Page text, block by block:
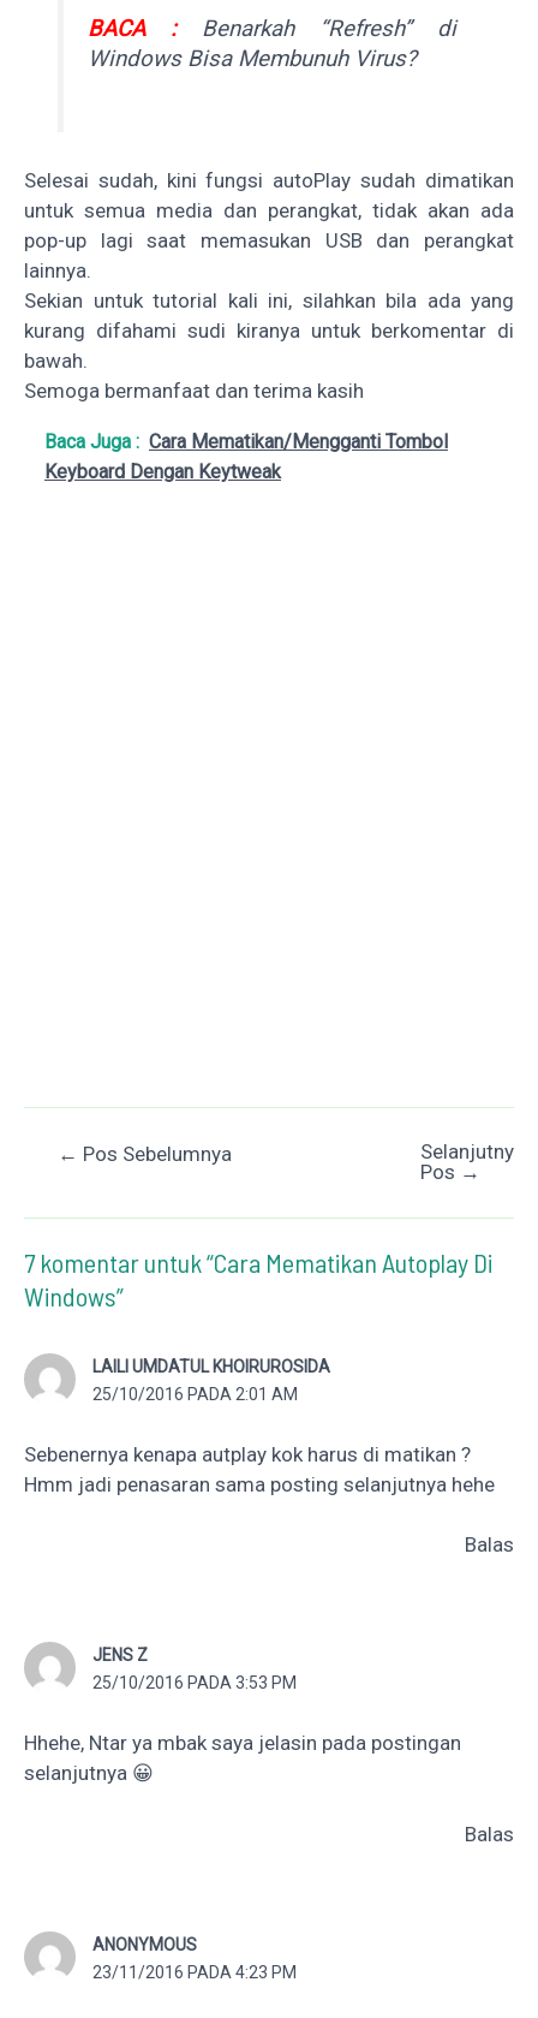
BACA :
Benarkah “Refresh” di
Windows Bisa Membunuh Virus?
Selesai sudah, kini fungsi autoPlay sudah dimatikan
untuk semua media dan perangkat, tidak akan ada
pop-up lagi saat memasukan USB dan perangkat
lainnya.
Sekian untuk tutorial kali ini, silahkan bila ada yang
kurang difahami sudi kiranya untuk berkomentar di
bawah.
Semoga bermanfaat dan terima kasih
Baca Juga : Cara Mematikan/Mengganti Tombol
Keyboard Dengan Keytweak
Post← Pos Sebelumnya
Selanjutnya
Pos →
7 komentar untuk “Cara Mematikan Autoplay Di
Windows”
LAILI UMDATUL KHOIRUROSIDA
25/10/2016 PADA 2:01 AM
Sebenernya kenapa autplay kok harus di matikan ?
Hmm jadi penasaran sama posting selanjutnya hehe
Balas
JENS Z
25/10/2016 PADA 3:53 PM
Hhehe, Ntar ya mbak saya jelasin pada postingan
selanjutnya 😀
Balas
ANONYMOUS
23/11/2016 PADA 4:23 PM